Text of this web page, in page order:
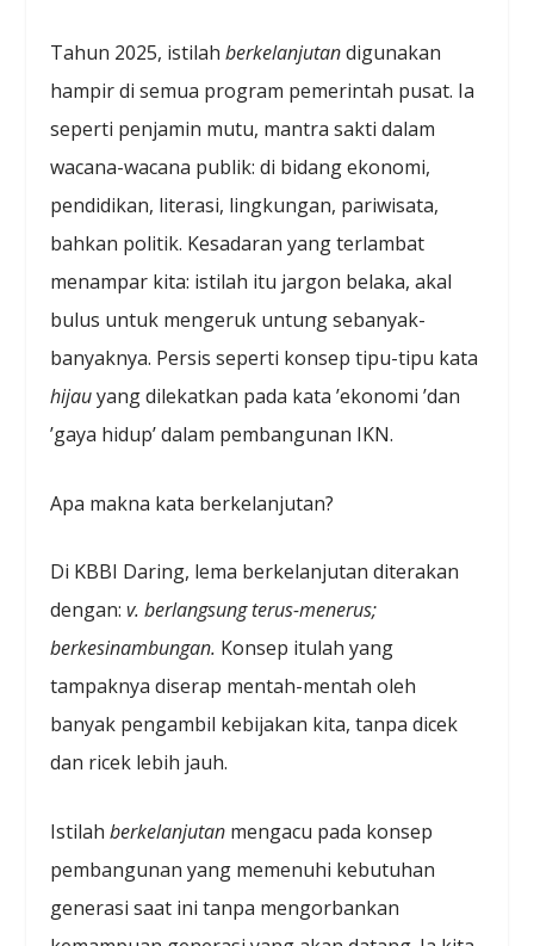
Tahun 2025, istilahberkelanjutandigunakan
hampir di semua program pemerintah pusat. Ia
seperti penjamin mutu, mantra sakti dalam
wacana-wacana publik: di bidang ekonomi,
pendidikan, literasi, lingkungan, pariwisata,
bahkan politik. Kesadaran yang terlambat
menampar kita: istilah itu jargon belaka, akal
bulus untuk mengeruk untung sebanyak-
banyaknya. Persis seperti konsep tipu-tipu kata
hijauyang dilekatkan pada kata ’ekonomi ’dan
’gaya hidup’ dalam pembangunan IKN.
Apa makna kata berkelanjutan?
Di KBBI Daring, lema berkelanjutan diterakan
dengan:v. berlangsung terus-menerus;
berkesinambungan. Konsep itulah yang
tampaknya diserap mentah-mentah oleh
banyak pengambil kebijakan kita, tanpa dicek
dan ricek lebih jauh.
Istilahberkelanjutan mengacu pada konsep
pembangunan yang memenuhi kebutuhan
generasi saat ini tanpa mengorbankan